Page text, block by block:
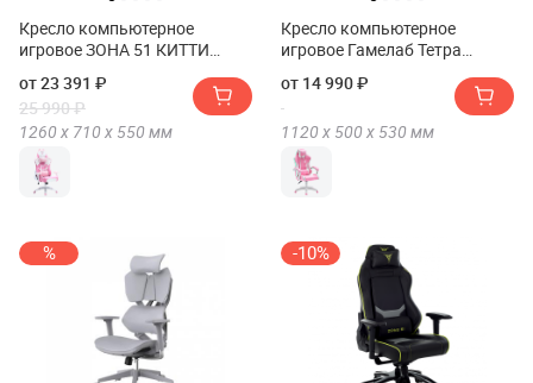
Кресло компьютерное
игровое ЗОНА 51 КИТТИ
игровое ZONE 51 KITTY)
от 23 391 ₽
25 990 ₽
1260 х 710 х 550 мм
Кресло компьютерное
игровое Гамелаб Тетра
игровое GAMELAB TETRA
RGB)
от 14 990 ₽
1120 х 500 х 530 мм
% -10%